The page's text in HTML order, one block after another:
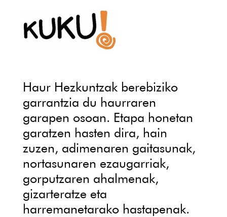
Haur Hezkuntzak berebiziko
garrantzia du haurraren
garapen osoan. Etapa honetan
garatzen hasten dira, hain
zuzen, adimenaren gaitasunak,
nortasunaren ezaugarriak,
gorputzaren ahalmenak,
gizarteratze eta
harremanetarako hastapenak.